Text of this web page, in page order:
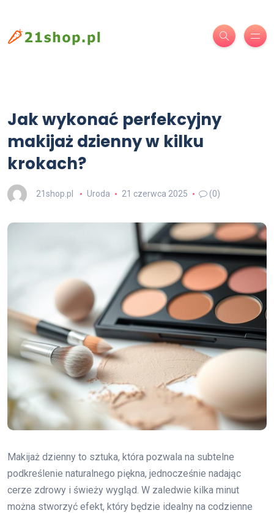
Jak wykonać perfekcyjny
makijaż dzienny w kilku
krokach?
21shop.pl Uroda 21 czerwca 2025 (0)
Makijaż dzienny to sztuka, która pozwala na subtelne
podkreślenie naturalnego piękna, jednocześnie nadając
cerze zdrowy i świeży wygląd. W zaledwie kilka minut
można stworzyć efekt, który będzie idealny na codzienne